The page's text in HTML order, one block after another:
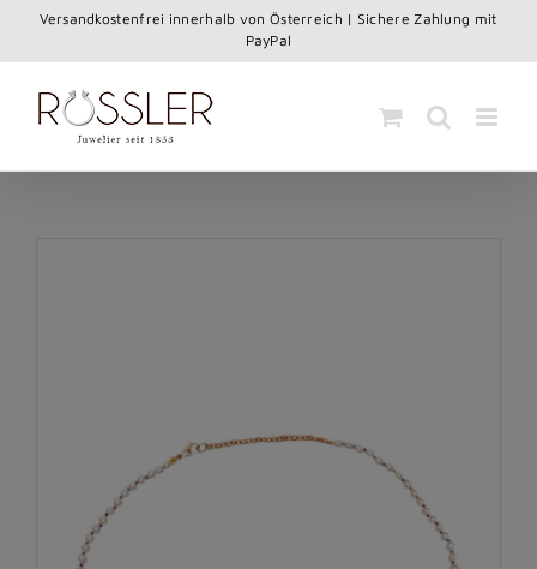
content
Versandkostenfrei innerhalb von Österreich | Sichere Zahlung mit
PayPal